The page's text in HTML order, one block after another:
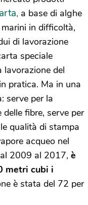
a base di alghe
in difficoltà,
di lavorazione
speciale
del
pratica. Ma in una
serve per la
fibre, serve per
qualità di stampa
acqueo nel
2009 al 2017, è
metri cubi i
è stata del 72 per